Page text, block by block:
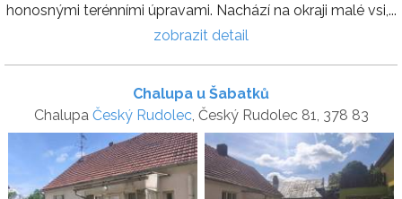
honosnými terénními úpravami. Nachází na okraji malé vsi,...
zobrazit detail
Chalupa u Šabatků
Chalupa Český Rudolec, Český Rudolec 81, 378 83